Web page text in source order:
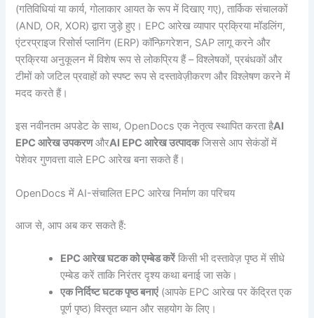
(गतिविधियां या कार्य, गोलाकार आयत के रूप में दिखाए गए), तार्किक संचालकों
(AND, OR, XOR) द्वारा जुड़े हुए। EPC आरेख व्यापार प्रक्रिया मॉडलिंग,
एंटरप्राइज रिसोर्स प्लानिंग (ERP) कॉन्फ़िगरेशन, SAP लागू करने और
प्रक्रिया अनुकूलन में विशेष रूप से लोकप्रिय हैं – विश्लेषकों, प्रबंधकों और
टीमों को जटिल प्रवाहों को स्पष्ट रूप से दस्तावेज़ीकरण और विश्लेषण करने में
मदद करते हैं।
इस नवीनतम अपडेट के साथ, OpenDocs एक नेतृत्व स्थापित करता हैAI
EPC आरेख उपकरणऔरAI EPC आरेख उत्पादकजिससे आप सेकंडों में
पेशेवर गुणवत्ता वाले EPC आरेख बना सकते हैं।
OpenDocs में AI-संचालित EPC आरेख निर्माण का परिचय
आज से, आप अब कर सकते हैं:
EPC आरेख घटक को एम्बेड करेंकिसी भी दस्तावेज़ पृष्ठ में सीधे
एम्बेड करें ताकि निरंतर दृश्य कथा बनाई जा सके।
एक निर्दिष्ट घटक पृष्ठ बनाएं(आपके EPC आरेख पर केंद्रित एक
पूर्ण पृष्ठ) विस्तृत ध्यान और सहयोग के लिए।